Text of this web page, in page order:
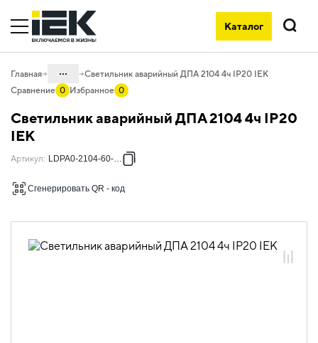
Каталог
Поиск
Главная ...
10.06 Аварийное освещение
Светильник аварийный ДПА 2104 4ч IP20 IEK
Сравнение 0 Избранное 0
Светильник аварийный ДПА 2104 4ч IP20
IEK
Артикул: LDPA0-2104-60-K01
Сгенерировать QR - код